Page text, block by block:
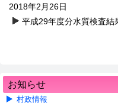
2018年2月26日
平成29年度分水質検査結
お知らせ
村政情報